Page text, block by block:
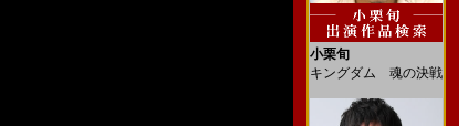
小栗旬
キングダム 魂の決戦